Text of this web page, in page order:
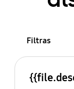
Filtras